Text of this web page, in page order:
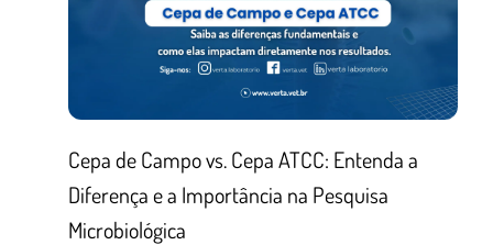
Cepa de Campo vs. Cepa ATCC: Entenda a
Diferença e a Importância na Pesquisa
Microbiológica